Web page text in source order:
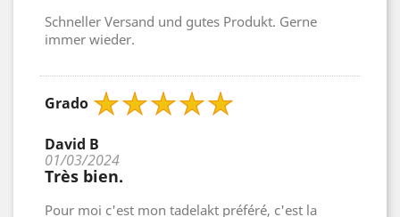
Schneller Versand und gutes Produkt. Gerne
immer wieder.
Grado
David B
01/03/2024
Très bien.
Pour moi c'est mon tadelakt préféré, c'est la